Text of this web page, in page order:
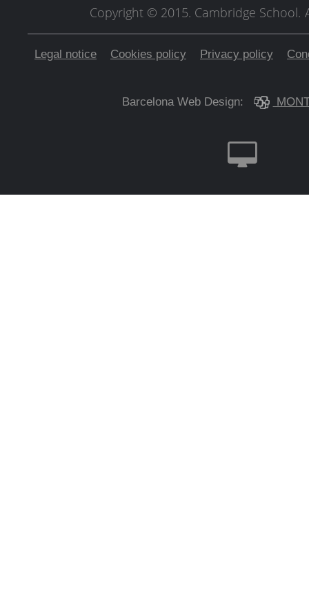
Copyright © 2015. Cambridge School.
Legal notice Cookies policy Privacy policy
Barcelona Web Design: